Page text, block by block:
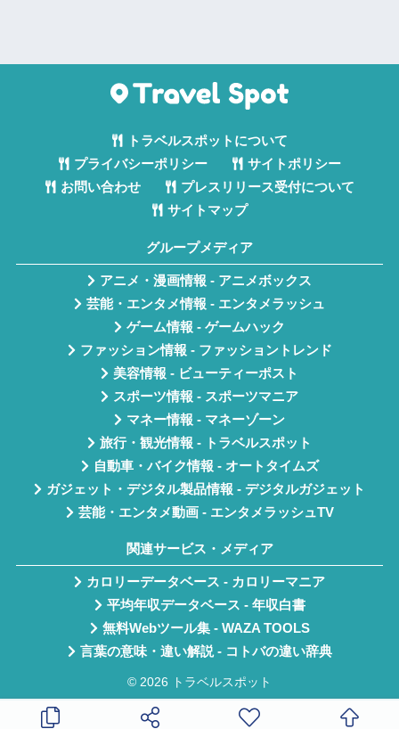
トラベルスポットについて
プライバシーポリシー
サイトポリシー
お問い合わせ
プレスリリース受付について
サイトマップ
グループメディア
アニメ・漫画情報 - アニメボックス
芸能・エンタメ情報 - エンタメラッシュ
ゲーム情報 - ゲームハック
ファッション情報 - ファッショントレンド
美容情報 - ビューティーポスト
スポーツ情報 - スポーツマニア
マネー情報 - マネーゾーン
旅行・観光情報 - トラベルスポット
自動車・バイク情報 - オートタイムズ
ガジェット・デジタル製品情報 - デジタルガジェット
芸能・エンタメ動画 - エンタメラッシュTV
関連サービス・メディア
カロリーデータベース - カロリーマニア
平均年収データベース - 年収白書
無料Webツール集 - WAZA TOOLS
言葉の意味・違い解説 - コトバの違い辞典
© 2026 トラベルスポット